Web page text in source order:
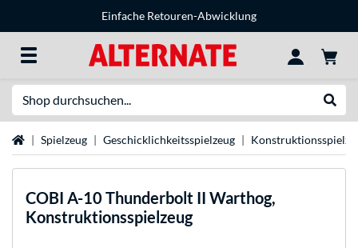
Einfache Retouren-Abwicklung
StartseiteSpielzeug Geschicklichkeitsspielzeug
COBI A-10 Thunderbolt II Warthog,
Konstruktionsspielzeug